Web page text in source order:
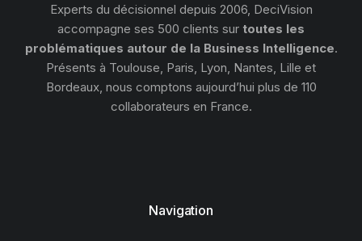
Experts du décisionnel depuis 2006, DeciVision
accompagne ses 500 clients sur toutes les
problématiques autour de la Business Intelligence.
Présents à Toulouse, Paris, Lyon, Nantes, Lille et
Bordeaux, nous comptons aujourd’hui plus de 110
collaborateurs en France.
Navigation